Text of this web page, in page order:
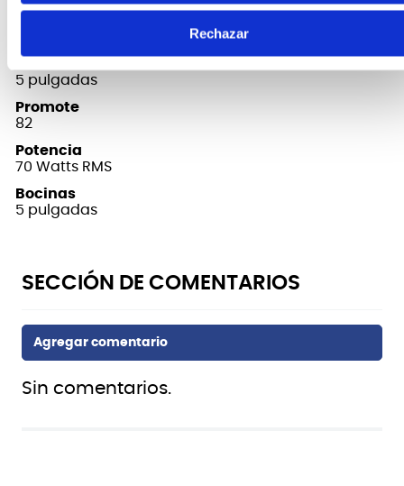
Rechazar
5 pulgadas
Promote
82
Potencia
70 Watts RMS
Bocinas
5 pulgadas
Sin comentarios.